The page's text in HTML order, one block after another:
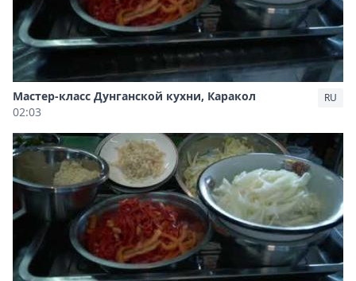
Мастер-класс Дунганской кухни, Каракол
02:03
RU